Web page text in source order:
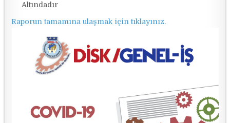
Altındadır
Raporun tamamına ulaşmak için tıklayınız.